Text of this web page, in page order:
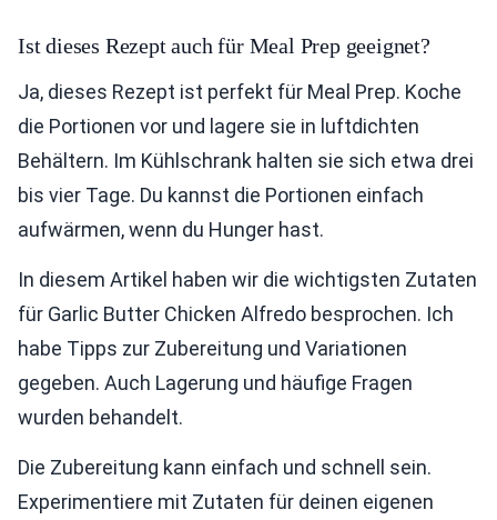
Ist dieses Rezept auch für Meal Prep geeignet?
Ja, dieses Rezept ist perfekt für Meal Prep. Koche
die Portionen vor und lagere sie in luftdichten
Behältern. Im Kühlschrank halten sie sich etwa drei
bis vier Tage. Du kannst die Portionen einfach
aufwärmen, wenn du Hunger hast.
In diesem Artikel haben wir die wichtigsten Zutaten
für Garlic Butter Chicken Alfredo besprochen. Ich
habe Tipps zur Zubereitung und Variationen
gegeben. Auch Lagerung und häufige Fragen
wurden behandelt.
Die Zubereitung kann einfach und schnell sein.
Experimentiere mit Zutaten für deinen eigenen